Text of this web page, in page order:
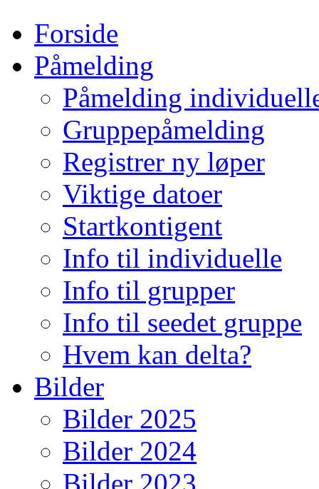
Forside
Påmelding
Påmelding
Gruppepåmelding
Registrer ny løper
Viktige datoer
Startkontigent
Info til individuelle
Info til grupper
Info til seedet gruppe
Hvem kan delta?
Bilder
Bilder 2025
Bilder 2024